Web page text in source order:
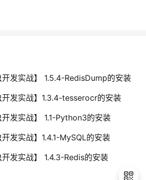
开发实战】 1.5.4-RedisDump的安装
开发实战】1.3.4-tesserocr的安装
开发实战】 1.1-Python3的安装
发实战】1.4.1-MySQL的安装
开发实战】 1.4.3-Redis的安装